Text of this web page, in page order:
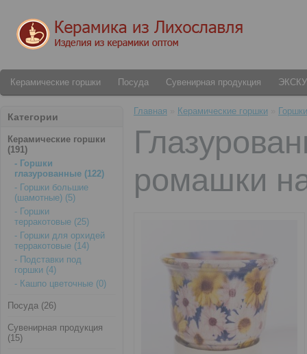
Керамические горшки Посуда Сувенирная продукция
Категории
Керамические горшки
(191)
- Горшки
глазурованные (122)
- Горшки большие
(шамотные) (5)
- Горшки
терракотовые (25)
- Горшки для орхидей
терракотовые (14)
- Подставки под
горшки (4)
- Кашпо цветочные (0)
Посуда (26)
Сувенирная продукция
(15)
Главная Керамические горшки
ромашки